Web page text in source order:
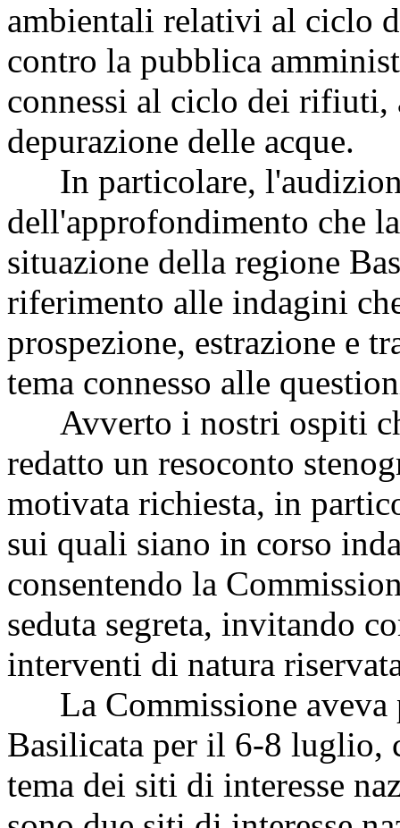
ambientali relativi al ciclo
contro la pubblica
connessi al ciclo dei
depurazione delle acque.
In particolare,
dell'approfondimento che
situazione della regione
riferimento alle indagini
prospezione, estrazione e
tema connesso alle
Avverto i nostri ospiti
redatto un resoconto
motivata richiesta, in
sui quali siano in corso
consentendo la
seduta segreta, invitando
interventi di natura
La Commissione aveva
Basilicata per il 6-8 luglio,
tema dei siti di interesse